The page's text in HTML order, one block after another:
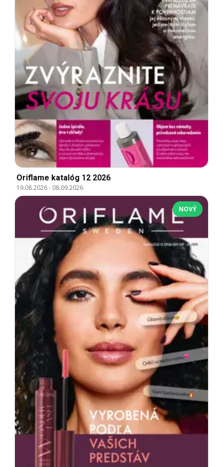
Oriflame katalóg 12 2026
19.08.2026- 08.09.2026
NOVÝ